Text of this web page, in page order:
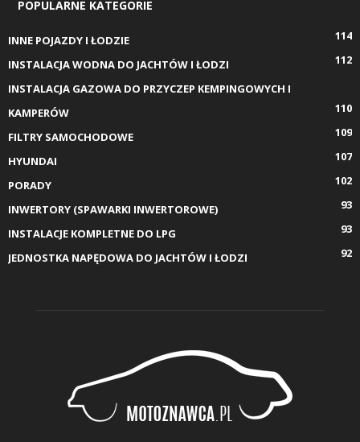
POPULARNE KATEGORIE
INNE POJAZDY I ŁODZIE
114
INSTALACJA WODNA DO JACHTÓW I ŁODZI
112
INSTALACJA GAZOWA DO PRZYCZEP KEMPINGOWYCH I
KAMPERÓW
110
FILTRY SAMOCHODOWE
109
HYUNDAI
107
PORADY
102
INWERTORY (SPAWARKI INWERTOROWE)
93
INSTALACJE KOMPLETNE DO LPG
93
JEDNOSTKA NAPĘDOWA DO JACHTÓW I ŁODZI
92